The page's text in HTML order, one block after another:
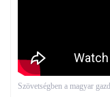
Szövetségben a magyar